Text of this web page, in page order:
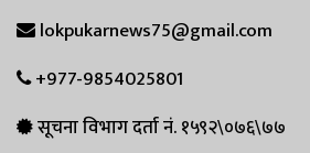
lokpukarnews75@gmail.com
+977-9854025801
सूचना विभाग दर्ता नं. १५९२\०७६\७७